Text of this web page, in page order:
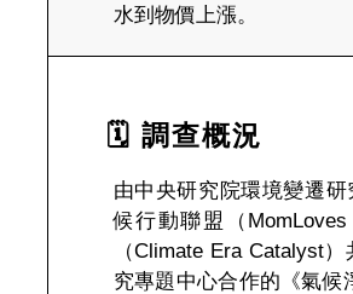
水到物價上漲。
🗓 調查概況
由中央研究院環境變遷
候行動聯盟（
（Climate Era Catalyst
究專題中心合作的《氣